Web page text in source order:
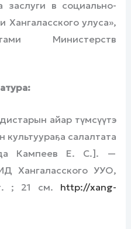
заслуги в социально-
Хангаласского улуса»,
Министерств
айар түмсүүтэ
культуураҕа салалтата
Кампеев Е. С.]. —
Хангаласского УУО,
; 21 см. http://xang-